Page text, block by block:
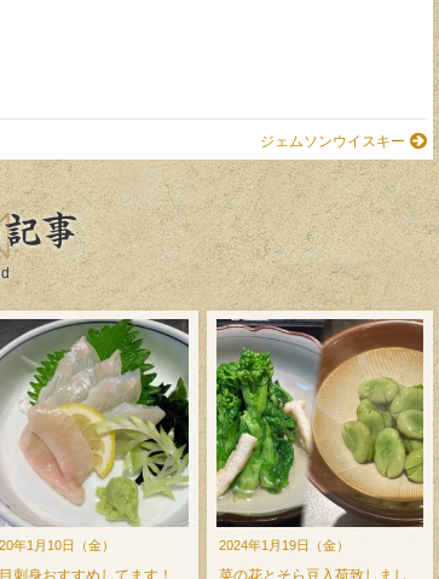
ジェムソンウイスキー
事
年1月10日（金）
刺身おすすめしてます！
2024年1月19日（金）
菜の花とそら豆入荷致しまし